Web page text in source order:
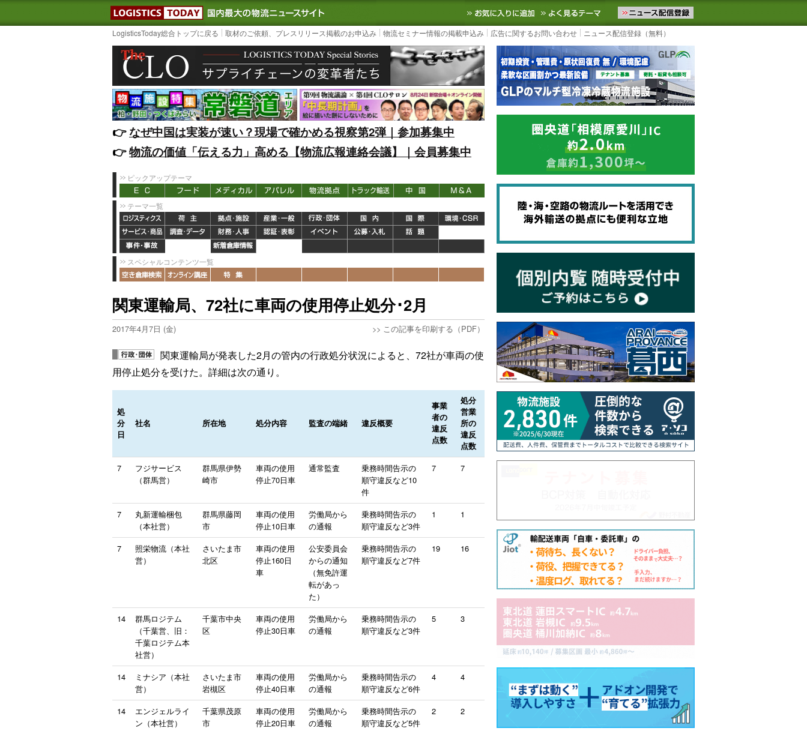
LOGISTICS TODAY｜国内最大の物流ニュースサイト3PL, SCMなど国内外の最新の物流ニュースをお届けします。物流ニュースメール配信を登録す
お気に入りに追加 よく見るテーマ
LogisticsToday総合トップに戻る 取材のご依頼、プレスリリース掲載のお申込み 物流セミナー情報の掲載申込み 広告に関するお問い合わせ ニュース配信登録（無料）
👉️なぜ中国は実装が速い？現場で確かめる視察第2弾｜参加募集中
👉️物流の価値「伝える力」高める【物流広報連絡会議】｜会員募集中
ピックアップテーマ
テーマ一覧
スペシャルコンテンツ一覧
関東運輸局、72社に車両の使用停止処分･2月
2017年4月7日 (金) >> この記事を印刷する（PDF）
関東運輸局が発表した2月の管内の行政処分状況によると、72社が車両の使
用停止処分を受けた。詳細は次の通り。
処
分
日
社名 所在地 処分内容 監査の端緒 違反概要
事業
者の
違反
点数
処分
営業
所の
違反
点数
7
フジサービス
（群馬営）
群馬県伊勢
崎市
車両の使用
停止70日車
通常監査
乗務時間告示の
順守違反など10
件
7 7
7
丸新運輸梱包
（本社営）
群馬県藤岡
市
車両の使用
停止10日車
労働局から
の通報
乗務時間告示の
順守違反など3件
1 1
7
照栄物流（本社
営）
さいたま市
北区
車両の使用
停止160日
車
公安委員会
からの通知
（無免許運
転があっ
た）
乗務時間告示の
順守違反など7件
19 16
14
群馬ロジテム
（千葉営、旧：
千葉ロジテム本
社営）
千葉市中央
区
車両の使用
停止30日車
労働局から
の通報
乗務時間告示の
順守違反など3件
5 3
14
ミナシア（本社
営）
さいたま市
岩槻区
車両の使用
停止40日車
労働局から
の通報
乗務時間告示の
順守違反など6件
4 4
14
エンジェルライ
ン（本社営）
千葉県茂原
市
車両の使用
停止20日車
労働局から
の通報
乗務時間告示の
順守違反など5件
2 2